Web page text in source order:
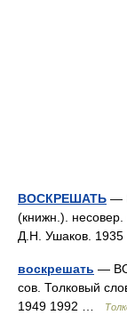
ВОСКРЕШАТЬ —
(книжн.). несовер.
Д.Н. Ушаков.
воскрешать —
сов. Толковый
1949 1992 …